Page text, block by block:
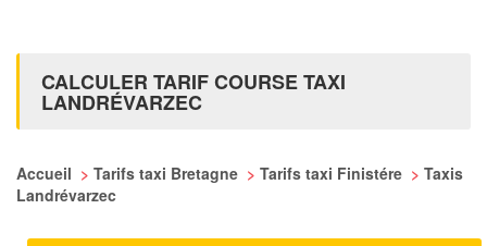
CALCULER TARIF COURSE TAXI
LANDRÉVARZEC
Accueil > Tarifs taxi Bretagne > Tarifs taxi Finistére > Taxis
Landrévarzec